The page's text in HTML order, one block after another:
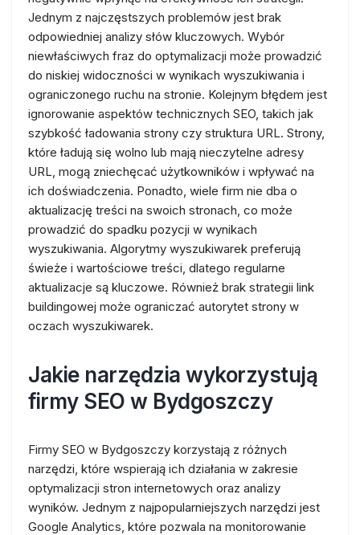
Jednym z najczęstszych problemów jest brak
odpowiedniej analizy słów kluczowych. Wybór
niewłaściwych fraz do optymalizacji może prowadzić
do niskiej widoczności w wynikach wyszukiwania i
ograniczonego ruchu na stronie. Kolejnym błędem jest
ignorowanie aspektów technicznych SEO, takich jak
szybkość ładowania strony czy struktura URL. Strony,
które ładują się wolno lub mają nieczytelne adresy
URL, mogą zniechęcać użytkowników i wpływać na
ich doświadczenia. Ponadto, wiele firm nie dba o
aktualizację treści na swoich stronach, co może
prowadzić do spadku pozycji w wynikach
wyszukiwania. Algorytmy wyszukiwarek preferują
świeże i wartościowe treści, dlatego regularne
aktualizacje są kluczowe. Również brak strategii link
buildingowej może ograniczać autorytet strony w
oczach wyszukiwarek.
Jakie narzędzia wykorzystują
firmy SEO w Bydgoszczy
Firmy SEO w Bydgoszczy korzystają z różnych
narzędzi, które wspierają ich działania w zakresie
optymalizacji stron internetowych oraz analizy
wyników. Jednym z najpopularniejszych narzędzi jest
Google Analytics, które pozwala na monitorowanie